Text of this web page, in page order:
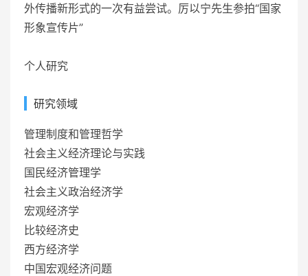
外传播新形式的一次有益尝试。厉以宁先生参拍“国家
形象宣传片”
个人研究
研究领域
管理制度和管理哲学
社会主义经济理论与实践
国民经济管理学
社会主义政治经济学
宏观经济学
比较经济史
西方经济学
中国宏观经济问题